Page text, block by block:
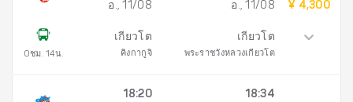
0ชม. 14น.
อ., 11/08
เกียวโต
คิงกากูจิ
อ., 11/08
เกียวโต
พระราชวังหลวงเกียวโต
¥ 4,300
18:20
18:34